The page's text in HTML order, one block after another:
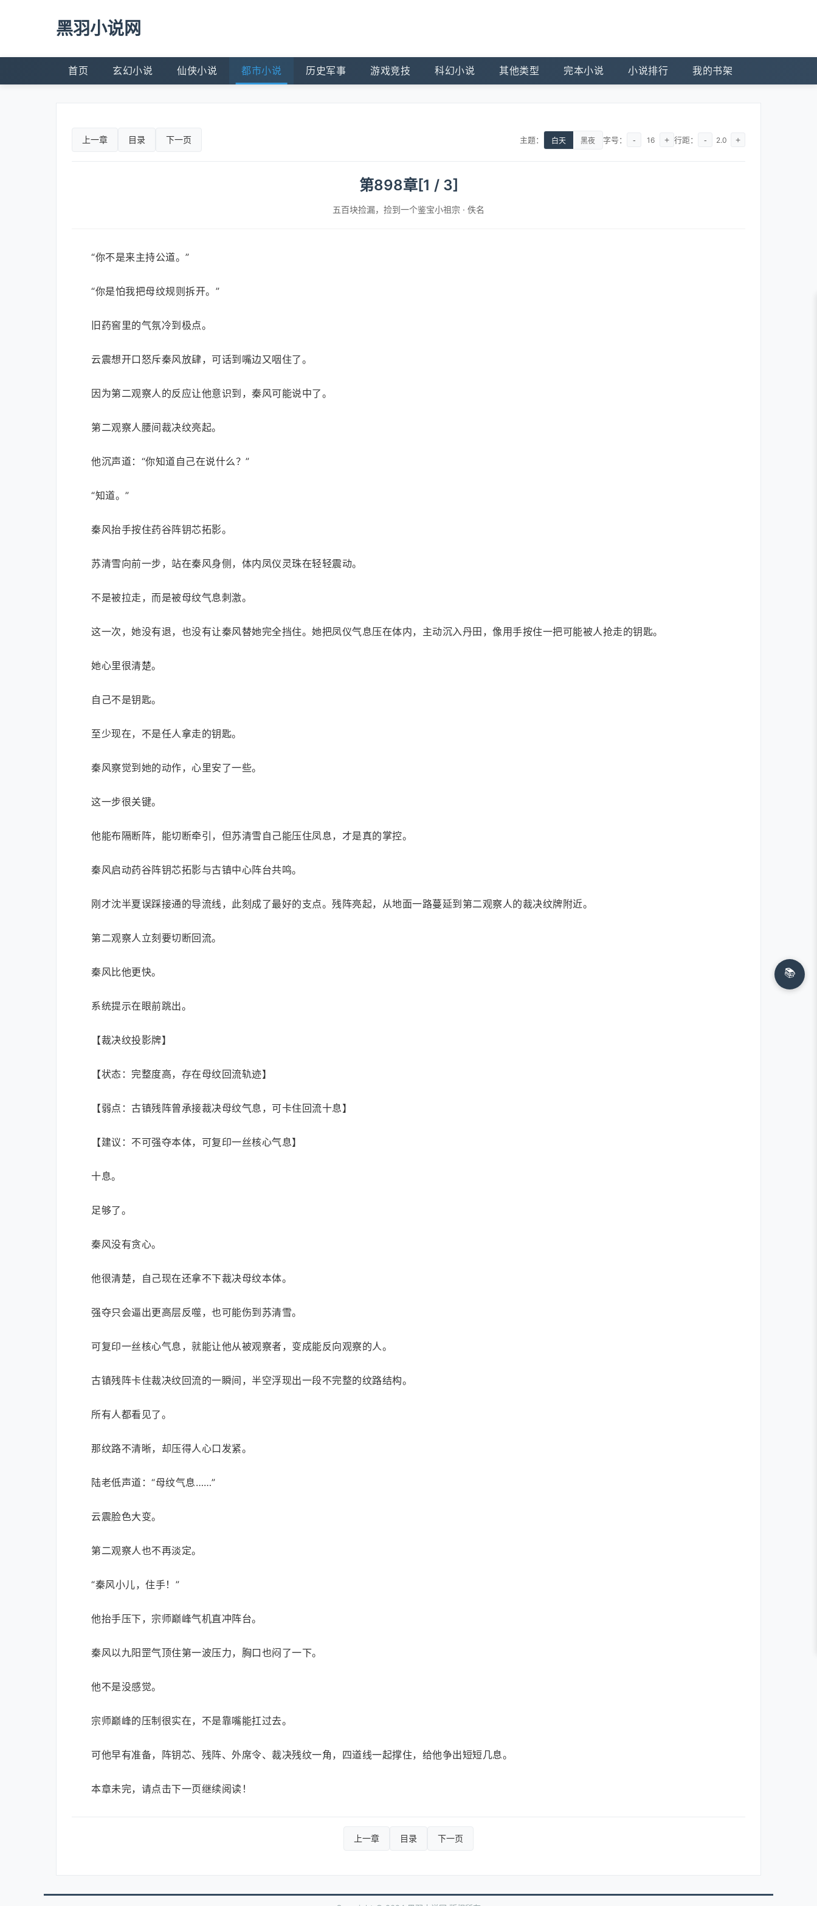
黑羽小说网
首页 玄幻小说 仙侠小说 都市小说 历史军事 游戏竞技 科幻小说 其他类型 完本小说 小说排行 我的书架
上一章 目录 下一页 主题： 白天 黑夜 字号： - 16 + 行距： - 2.0 +
第898章[1 / 3]
五百块捡漏，捡到一个鉴宝小祖宗 · 佚名
“你不是来主持公道。”
“你是怕我把母纹规则拆开。”
旧药窖里的气氛冷到极点。
云震想开口怒斥秦风放肆，可话到嘴边又咽住了。
因为第二观察人的反应让他意识到，秦风可能说中了。
第二观察人腰间裁决纹亮起。
他沉声道：“你知道自己在说什么？”
“知道。”
秦风抬手按住药谷阵钥芯拓影。
苏清雪向前一步，站在秦风身侧，体内凤仪灵珠在轻轻震动。
不是被拉走，而是被母纹气息刺激。
这一次，她没有退，也没有让秦风替她完全挡住。她把凤仪气息压在体内，主动沉入丹田，像用手按住一把可能被人抢走的钥匙。
她心里很清楚。
自己不是钥匙。
至少现在，不是任人拿走的钥匙。
秦风察觉到她的动作，心里安了一些。
这一步很关键。
他能布隔断阵，能切断牵引，但苏清雪自己能压住凤息，才是真的掌控。
秦风启动药谷阵钥芯拓影与古镇中心阵台共鸣。
刚才沈半夏误踩接通的导流线，此刻成了最好的支点。残阵亮起，从地面一路蔓延到第二观察人的裁决纹牌附近。
第二观察人立刻要切断回流。
秦风比他更快。
系统提示在眼前跳出。
【裁决纹投影牌】
【状态：完整度高，存在母纹回流轨迹】
【弱点：古镇残阵曾承接裁决母纹气息，可卡住回流十息】
【建议：不可强夺本体，可复印一丝核心气息】
十息。
足够了。
秦风没有贪心。
他很清楚，自己现在还拿不下裁决母纹本体。
强夺只会逼出更高层反噬，也可能伤到苏清雪。
可复印一丝核心气息，就能让他从被观察者，变成能反向观察的人。
古镇残阵卡住裁决纹回流的一瞬间，半空浮现出一段不完整的纹路结构。
所有人都看见了。
那纹路不清晰，却压得人心口发紧。
陆老低声道：“母纹气息……”
云震脸色大变。
第二观察人也不再淡定。
“秦风小儿，住手！”
他抬手压下，宗师巅峰气机直冲阵台。
秦风以九阳罡气顶住第一波压力，胸口也闷了一下。
他不是没感觉。
宗师巅峰的压制很实在，不是靠嘴能扛过去。
可他早有准备，阵钥芯、残阵、外席令、裁决残纹一角，四道线一起撑住，给他争出短短几息。
本章未完，请点击下一页继续阅读！
上一章 目录 下一页
📚